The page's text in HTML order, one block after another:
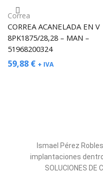
Correa
CORREA ACANELADA EN V
8PK1875/28,28 – MAN –
51968200324
59,88 € + IVA
Ismael Pérez
implantaciones dentro
SOLUCIONES DE